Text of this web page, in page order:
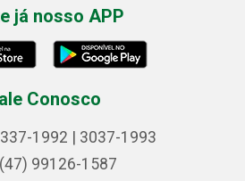
já nosso APP
Conosco
1992 | 3037-1993
(47) 99126-1587